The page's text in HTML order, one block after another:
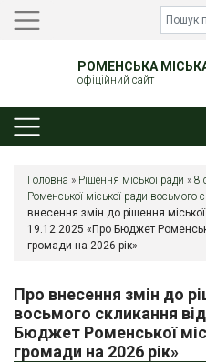
РОМЕНСЬКА
офіційний сайт
Головна » Рішення міської ради » 8
Роменської міської ради
внесення змін до рішення
19.12.2025 «Про Бюджет
громади на 2026 рік»
Про внесення змін до
восьмого скликання
Бюджет Роменської
громади на 2026 рік»